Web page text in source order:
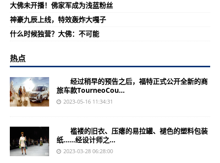
大佛未开播！佛家军成为浅蓝粉丝
神豪九辰上线，特效轰炸大嘎子
什么时候独营？大佛：不可能
热点
经过稍早的预告之后，福特正式公开全新的商
旅车款TourneoCou...
2023-05-16 11:34:31
褴褛的旧衣、压瘪的易拉罐、褪色的塑料包装
纸……经设计师之...
2023-03-28 06:28:00